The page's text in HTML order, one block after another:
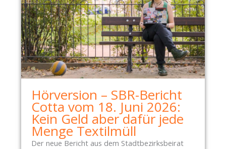
Hörversion – SBR-Bericht
Cotta vom 18. Juni 2026:
Kein Geld aber dafür jede
Menge Textilmüll
Der neue Bericht aus dem Stadtbezirksbeirat